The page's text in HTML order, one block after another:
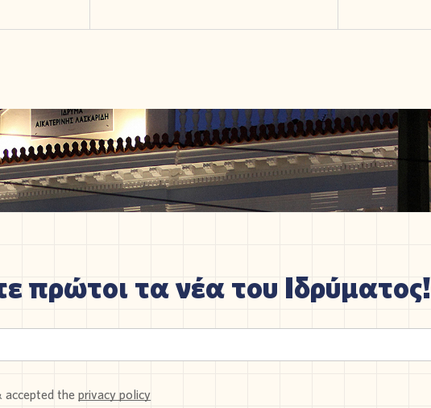
πρώτοι τα νέα του Ιδρύματος!
accepted theprivacy policy